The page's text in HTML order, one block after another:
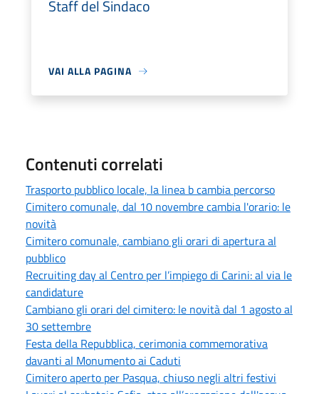
Staff del Sindaco
VAI ALLA PAGINA
Contenuti correlati
Trasporto pubblico locale, la linea b cambia percorso
Cimitero comunale, dal 10 novembre cambia l'orario: le
novità
Cimitero comunale, cambiano gli orari di apertura al
pubblico
Recruiting day al Centro per l’impiego di Carini: al via le
candidature
Cambiano gli orari del cimitero: le novità dal 1 agosto al
30 settembre
Festa della Repubblica, cerimonia commemorativa
davanti al Monumento ai Caduti
Cimitero aperto per Pasqua, chiuso negli altri festivi